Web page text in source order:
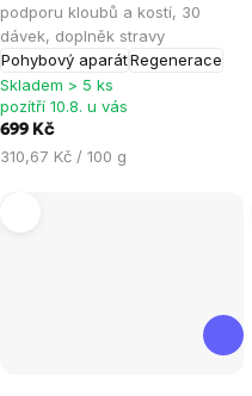
podporu kloubů a kostí, 30
dávek, doplněk stravy
Pohybový aparátRegenerace
5,0
z
5
hvězdiček.
Skladem > 5 ks
pozítří 10.8. u vás
699 Kč
Měrná
310,67 Kč / 100 g